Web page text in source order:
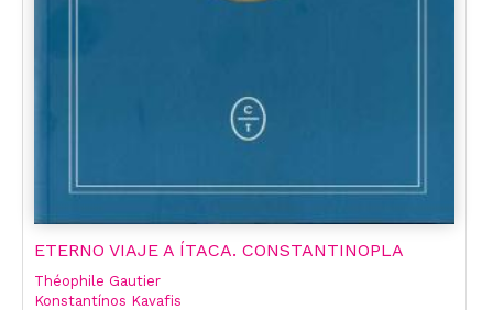
ETERNO VIAJE A ÍTACA. CONSTANTINOPLA
Théophile Gautier
Konstantínos Kavafis